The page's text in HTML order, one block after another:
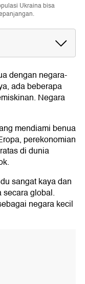
Ukraina bisa
di Eropa
dengan negara-
ada beberapa
Negara
mendiami benua
perekonomian
di dunia
sangat kaya dan
secara global.
negara kecil